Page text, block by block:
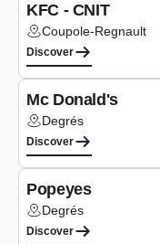
KFC - CNIT
Lieu :Coupole-Regnault
Discover
Mc Donald's
Lieu :Degrés
Discover
Popeyes
Lieu :Degrés
Discover